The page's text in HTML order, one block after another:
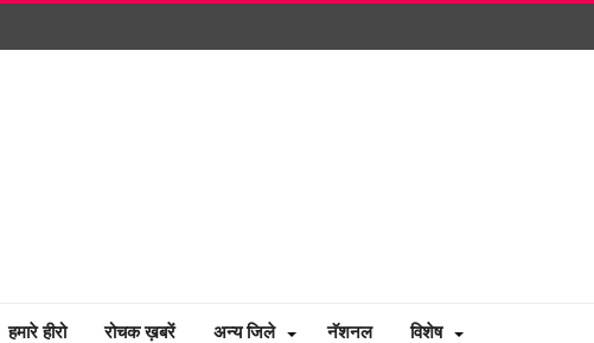
हमारे हीरो रोचक ख़बरें अन्य जिले नॅशनल विशेष